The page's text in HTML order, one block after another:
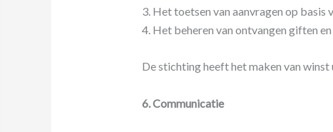
3. Het toetsen van aanvragen op
4. Het beheren van ontvangen giften
De stichting heeft het maken van
6.Communicatie